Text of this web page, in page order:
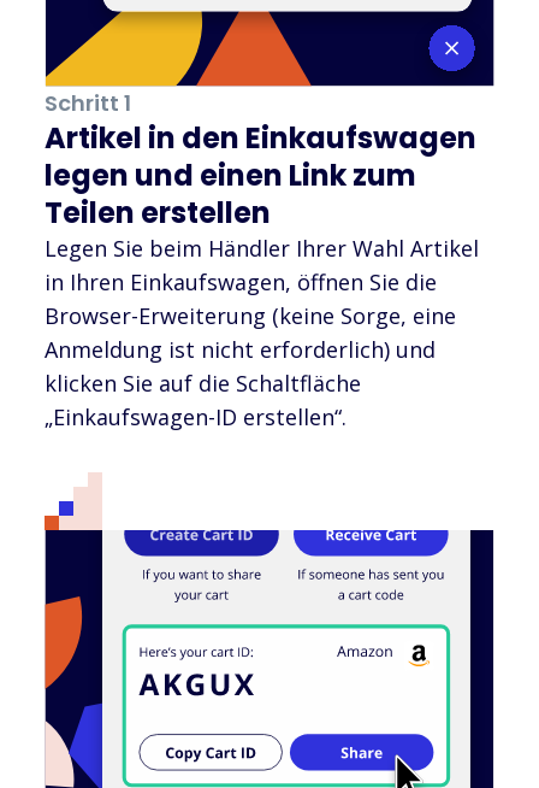
Schritt 1
Artikel in den Einkaufswagen
legen und einen Link zum
Teilen erstellen
Legen Sie beim Händler Ihrer Wahl Artikel
in Ihren Einkaufswagen, öffnen Sie die
Browser-Erweiterung (keine Sorge, eine
Anmeldung ist nicht erforderlich) und
klicken Sie auf die Schaltfläche
„Einkaufswagen-ID erstellen“.